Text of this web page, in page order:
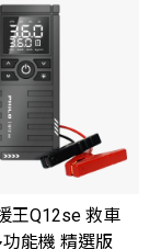
王Q12se 救車
能機 精選版